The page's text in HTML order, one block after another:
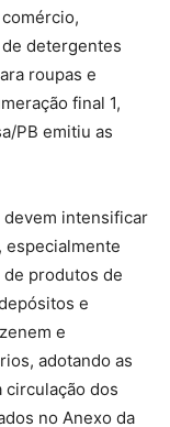
detergentes
roupas e
final 1,
PB emitiu as
devem intensificar
especialmente
produtos de
e
e
adotando as
circulação dos
no Anexo da